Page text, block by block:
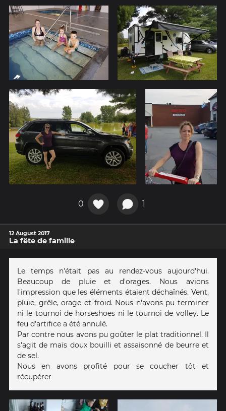
0 1
12 August 2017
La fête de famille
Le temps n'était pas au rendez-vous aujourd'hui.
Beaucoup de pluie et d'orages. Nous avions
l'impression que les éléments étaient déchaînés. Vent,
pluie, grêle, orage et froid. Nous n'avons pu terminer
ni le tournoi de horseshoes ni le tournoi de volley. Le
feu d'artifice a été annulé.
Par contre nous avons pu goûter le plat traditionnel. Il
s'agit de maïs doux bouilli et assaisonné de beurre et
de sel.
Nous en avons profité pour se coucher tôt et
récupérer